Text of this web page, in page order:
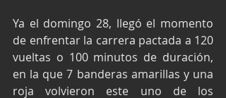
Ya el domingo 28, llegó el momento
de enfrentar la carrera pactada a 120
vueltas o 100 minutos de duración,
en la que 7 banderas amarillas y una
roja volvieron este uno de los